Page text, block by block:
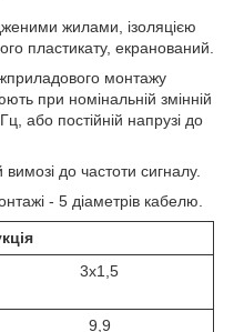
жилами, ізоляцією
пластикату, екранований.
монтажу
при номінальній змінній
або постійній напрузі до
до частоти сигналу.
- 5 діаметрів кабелю.
3х1,5
9,9